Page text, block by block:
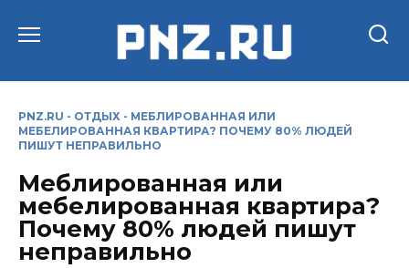
PNZ.RU - ОТДЫХ - МЕБЛИРОВАННАЯ ИЛИ
МЕБЕЛИРОВАННАЯ КВАРТИРА? ПОЧЕМУ 80% ЛЮДЕЙ
ПИШУТ НЕПРАВИЛЬНО
Меблированная или
мебелированная квартира?
Почему 80% людей пишут
неправильно